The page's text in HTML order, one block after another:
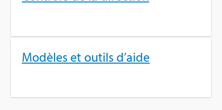
Modèles et outils d’aide